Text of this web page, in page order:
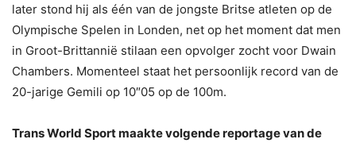
later stond hij als één van de jongste Britse atleten op de
Olympische Spelen in Londen, net op het moment dat men
in Groot-Brittannië stilaan een opvolger zocht voor Dwain
Chambers. Momenteel staat het persoonlijk record van de
20-jarige Gemili op 10″05 op de 100m.
Trans World Sport maakte volgende reportage van de